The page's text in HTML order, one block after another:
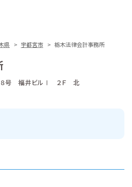
県 宇都宮市 栃木法律会計事務所
８号 福井ビルⅠ ２Ｆ 北